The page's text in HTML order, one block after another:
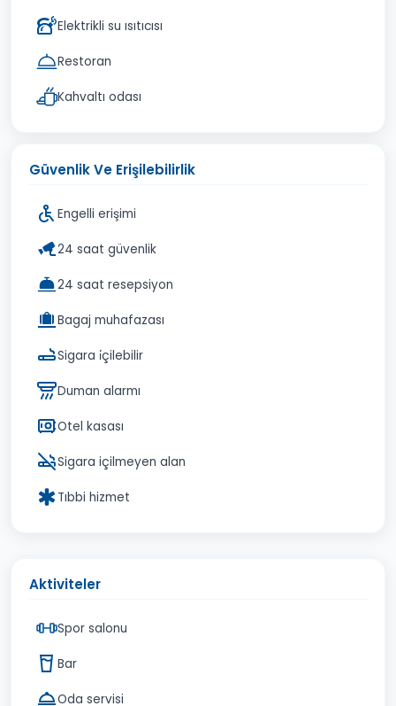
Elektrikli su ısıtıcısı
Restoran
Kahvaltı odası
Güvenlik Ve Erişilebilirlik
Engelli erişimi
24 saat güvenlik
24 saat resepsiyon
Bagaj muhafazası
Sigara i̇çilebilir
Duman alarmı
Otel kasası
Sigara içilmeyen alan
Tıbbi hizmet
Aktiviteler
Spor salonu
Bar
Oda servisi